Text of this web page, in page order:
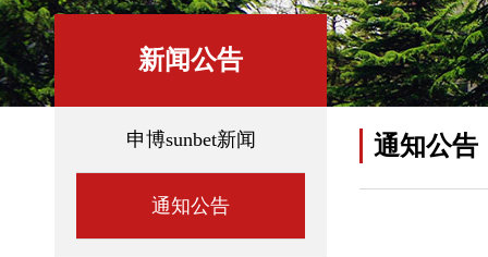
新闻公告
申博sunbet新闻
通知公告
通知公告